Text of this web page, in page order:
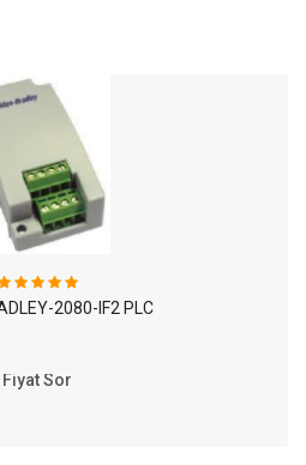
2080-IF2 PLC
Fiyat Sor